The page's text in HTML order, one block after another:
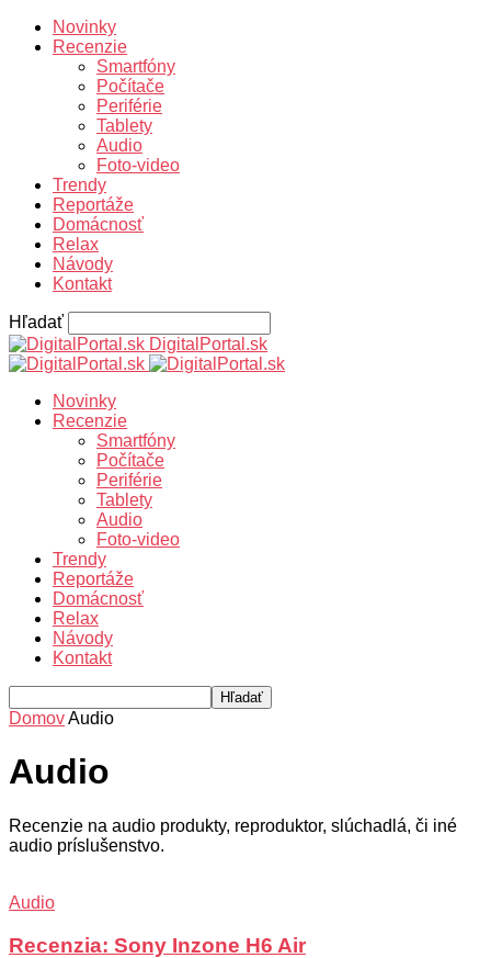
Novinky
Recenzie
Smartfóny
Počítače
Periférie
Tablety
Audio
Foto-video
Trendy
Reportáže
Domácnosť
Relax
Návody
Kontakt
Hľadať
DigitalPortal.sk
Novinky
Recenzie
Smartfóny
Počítače
Periférie
Tablety
Audio
Foto-video
Trendy
Reportáže
Domácnosť
Relax
Návody
Kontakt
DomovAudio
Audio
Recenzie na audio produkty, reproduktor, slúchadlá, či iné
audio príslušenstvo.
Audio
Recenzia: Sony Inzone H6 Air